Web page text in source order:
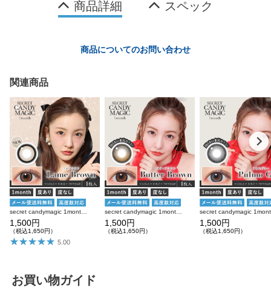
商品詳細 スペック
商品についてのお問い合わせ
関連商品
secret candymagic 1month ラメブラウン 度あり 度なし 1枚入り×2箱 計2枚 シークレットキャンディーマジック カラコン
1,500円
（税込1,650円）
5.00
secret candymagic 1month バターブラウン 度あり 度なし 1枚入り×2箱 計2枚 シークレットキャンディーマジック カラコン
1,500円
（税込1,650円）
1,500円
（税込1,650円）
お買い物ガイド